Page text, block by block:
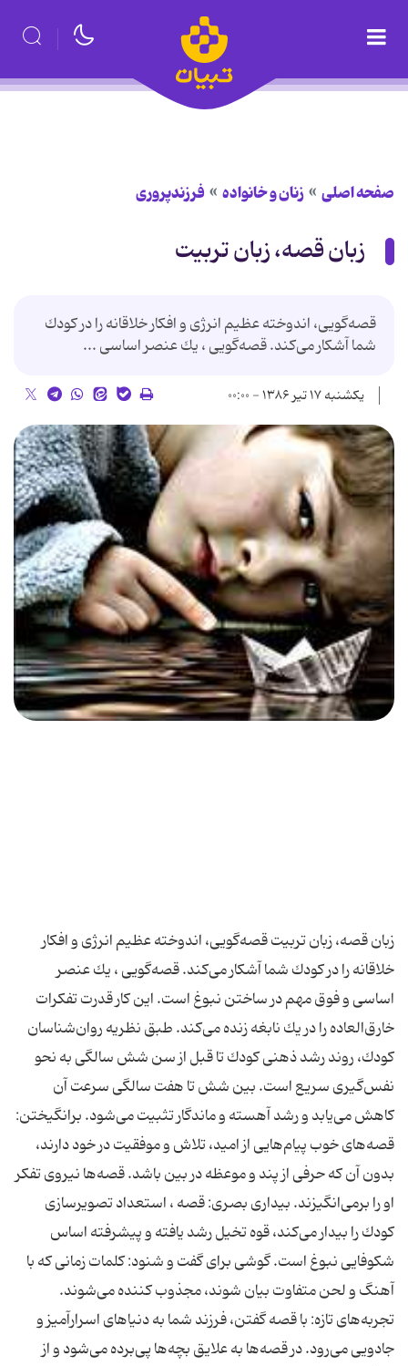
صفحه اصلی زنان و خانواده فرزندپروری
زبان قصه، زبان تربیت
قصه‌گویی، اندوخته عظیم انرژی و افكار خلاقانه را در كودك
شما آشكار می‌كند. قصه‌گویی ، یك عنصر اساسی ...
یکشنبه ۱۷ تیر ۱۳۸۶ - ۰۰:۰۰
زبان قصه، زبان تربیت قصه‌گویی، اندوخته عظیم انرژی و افكار
خلاقانه را در كودك شما آشكار می‌كند. قصه‌گویی ، یك عنصر
اساسی و فوق مهم در ساختن نبوغ است. این كار قدرت تفكرات
خارق‌العاده را در یك نابغه زنده می‌كند. طبق نظریه روان‌شناسان
كودك، روند رشد ذهنی كودك تا قبل از سن شش سالگی به نحو
نفس‌گیری سریع است. بین شش تا هفت سالگی سرعت آن
كاهش می‌یابد و رشد آهسته و ماندگار تثبیت می‌شود. برانگیختن:
قصه‌های خوب پیام‌هایی از امید، تلاش و موفقیت در خود دارند،
بدون آن كه حرفی از پند و موعظه در بین باشد. قصه‌ها نیروی تفكر
او را برمی‌انگیزند. بیداری بصری: قصه ، استعداد تصویرسازی
كودك را بیدار می‌كند، قوه تخیل رشد یافته و پیشرفته اساس
شكوفایی نبوغ است. گوشی برای گفت و شنود: كلمات زمانی كه با
آهنگ و لحن متفاوت بیان شوند، مجذوب كننده می‌شوند.
تجربه‌های تازه: با قصه گفتن، فرزند شما به دنیاهای اسرارآمیز و
جادویی می‌رود. در قصه‌ها به علایق بچه‌ها پی‌برده می‌شود و از